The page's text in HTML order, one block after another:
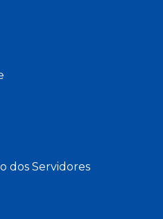
dos Servidores